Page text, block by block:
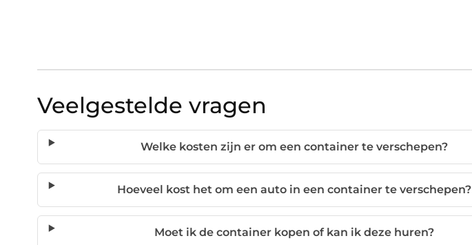
Veelgestelde vragen
Welke kosten zijn er om een container te verschepen?
Hoeveel kost het om een auto in een container te verschepen?
Moet ik de container kopen of kan ik deze huren?